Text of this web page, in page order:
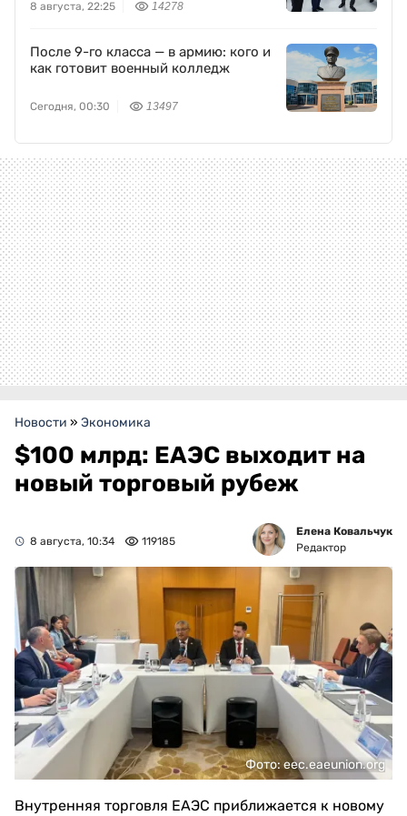
8 августа, 22:25 14278
После 9-го класса — в армию: кого и
как готовит военный колледж
Сегодня, 00:30 13497
Новости » Экономика
$100 млрд: ЕАЭС выходит на
новый торговый рубеж
8 августа, 10:34 119185
Елена Ковальчук
Редактор
Фото: eec.eaeunion.org
Внутренняя торговля ЕАЭС приближается к новому